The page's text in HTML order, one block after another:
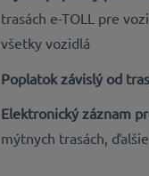
trasách e-TOLL pre
všetky vozidlá
Poplatok závislý od
Elektronický záznam
mýtnych trasách,